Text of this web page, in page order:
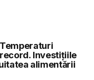
Temperaturi
Investițiile
alimentării